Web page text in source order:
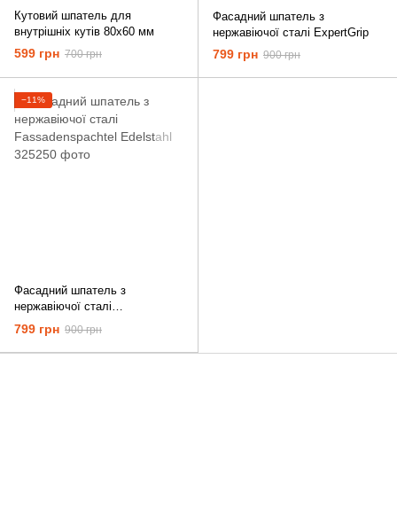
Кутовий шпатель для
внутрішніх кутів 80x60 мм
599 грн 700 грн
Фасадний шпатель з
нержавіючої сталі ExpertGrip
799 грн 900 грн
−11%
Фасадний шпатель з
нержавіючої сталі
Fassadenspachtel Edelstahl
799 грн 900 грн